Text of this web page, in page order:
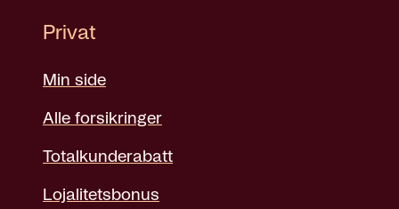
Privat
Min side
Alle forsikringer
Totalkunderabatt
Lojalitetsbonus